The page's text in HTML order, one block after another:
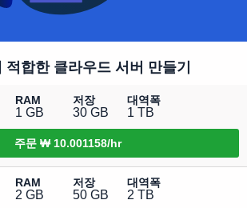
적합한 클라우드 서버 만들기
RAM
1 GB
저장
30 GB
대역폭
1 TB
주문 ₩ 10.001158/hr
RAM
2 GB
저장
50 GB
대역폭
2 TB